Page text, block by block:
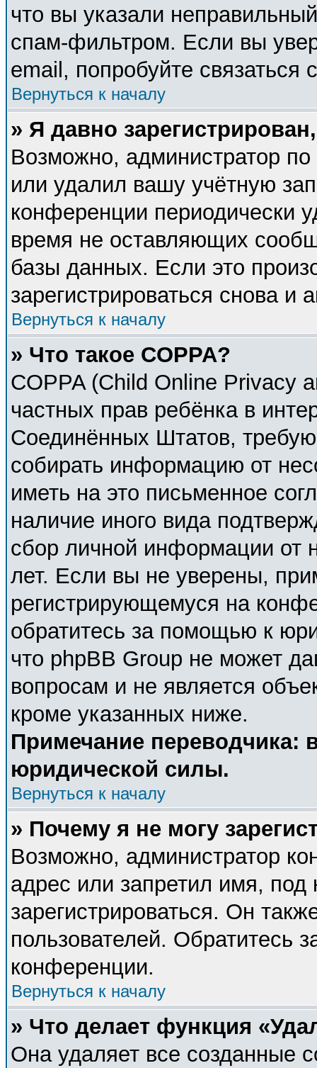
что вы указали
спам-фильтром. Если вы
email, попробуйте связаться
Вернуться к началу
» Я давно
Возможно, администратор по
или удалил вашу учётную
конференции периодически
время не оставляющих
базы данных. Если это
зарегистрироваться снова и
Вернуться к началу
» Что такое COPPA?
COPPA (Child Online Privacy
частных прав ребёнка в
Соединённых Штатов,
собирать информацию от
иметь на это письменное
наличие иного вида
сбор личной информации от
лет. Если вы не уверены,
регистрирующемуся на
обратитесь за помощью к
что phpBB Group не может
вопросам и не является
кроме указанных ниже.
Примечание переводчика:
юридической силы.
Вернуться к началу
» Почему я не могу
Возможно, администратор
адрес или запретил имя,
зарегистрироваться. Он
пользователей. Обратитесь
конференции.
Вернуться к началу
» Что делает функция
Она удаляет все созданные